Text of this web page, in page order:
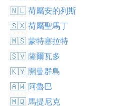
🇳🇱 荷屬安的列斯
🇸🇽 荷屬聖馬丁
🇲🇸 蒙特塞拉特
🇸🇻 薩爾瓦多
🇰🇾 開曼群島
🇦🇼 阿魯巴
🇲🇶 馬提尼克